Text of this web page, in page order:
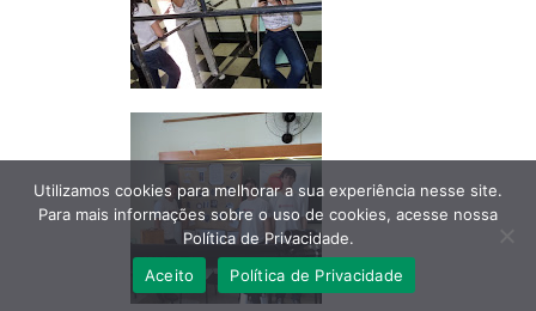
Utilizamos cookies para melhorar a sua experiência nesse site.
Para mais informações sobre o uso de cookies, acesse nossa
Política de Privacidade.
Aceito
Política de Privacidade